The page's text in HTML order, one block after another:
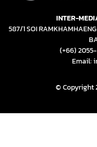
INTER-
587/1 SOI
(+66)
Email:
© Copyright